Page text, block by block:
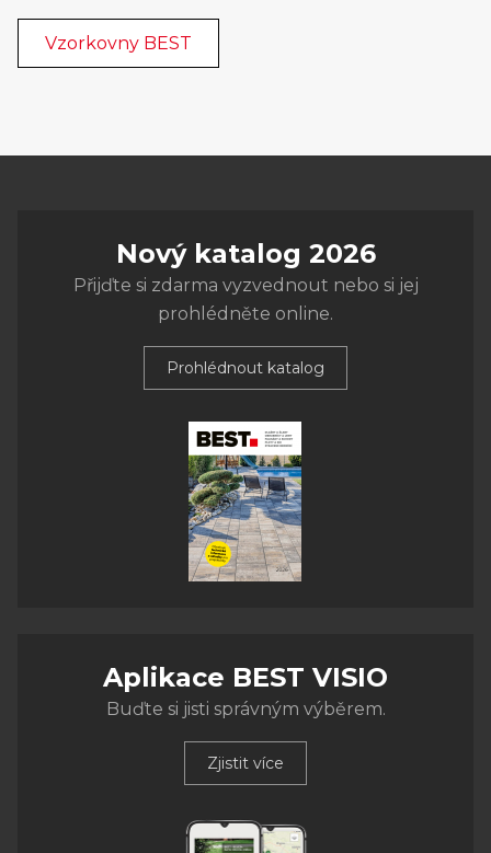
Vzorkovny BEST
Nový katalog 2026
Přijďte si zdarma vyzvednout nebo si jej
prohlédněte online.
Prohlédnout katalog
Aplikace BEST VISIO
Buďte si jisti správným výběrem.
Zjistit více